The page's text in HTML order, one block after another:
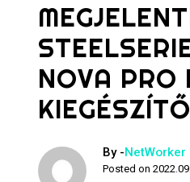
NOVA PRO
By -NetWorker
Posted on